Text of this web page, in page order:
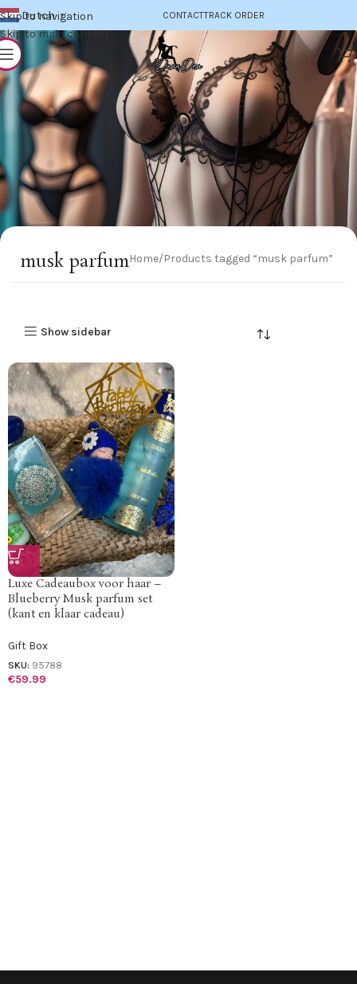
Skip to navigation
Skip to main content
Dutch ▼ CONTACTTRACK ORDER
musk parfumHome Products tagged “musk parfum”
Show sidebar
Luxe Cadeaubox voor haar –
Blueberry Musk parfum set
(kant en klaar cadeau)
Gift Box
SKU: 95788
€59.99